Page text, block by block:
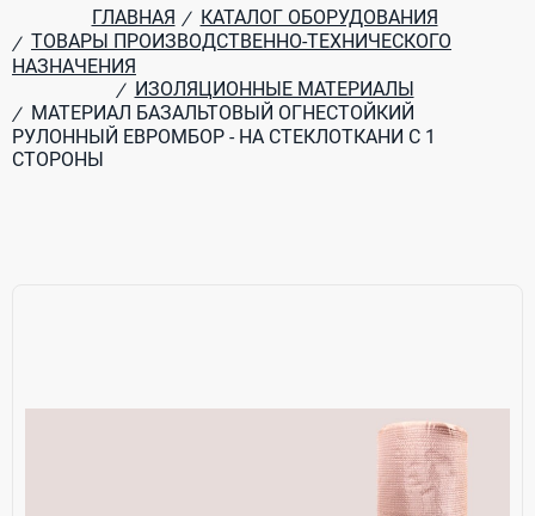
ГЛАВНАЯ / КАТАЛОГ ОБОРУДОВАНИЯ
/ ТОВАРЫ ПРОИЗВОДСТВЕННО-ТЕХНИЧЕСКОГО
НАЗНАЧЕНИЯ
/ ИЗОЛЯЦИОННЫЕ МАТЕРИАЛЫ
/ МАТЕРИАЛ БАЗАЛЬТОВЫЙ ОГНЕСТОЙКИЙ
РУЛОННЫЙ ЕВРОМБОР - НА СТЕКЛОТКАНИ С 1
СТОРОНЫ